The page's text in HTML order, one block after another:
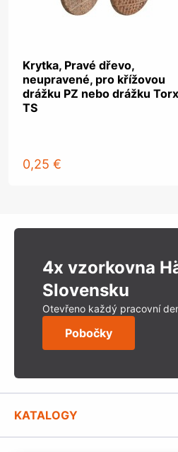
Krytka, Pravé dřevo,
neupravené, pro křížovou
drážku PZ nebo drážku Torx
TS
0,25 €
4x vzorkovna
Slovensku
Otevřeno každý pracovní
Pobočky
KATALOGY